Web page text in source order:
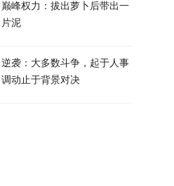
巅峰权力：拔出萝卜后带出一
片泥
逆袭：大多数斗争，起于人事
调动止于背景对决